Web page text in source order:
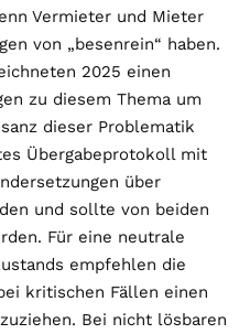
Vermieter und Mieter
von „besenrein“ haben.
2025 einen
zu diesem Thema um
dieser Problematik
Übergabeprotokoll mit
über
und sollte von beiden
Für eine neutrale
empfehlen die
kritischen Fällen einen
Bei nicht lösbaren